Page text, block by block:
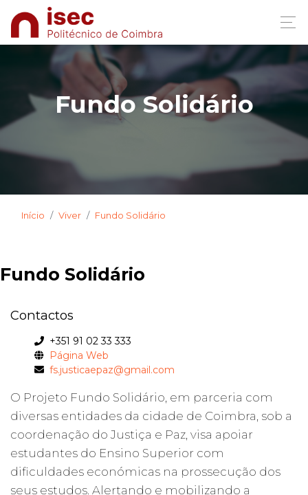
Fundo Solidário
Início Viver Fundo Solidário
Fundo Solidário
Contactos
+351 91 02 33 333
Página Web
fs.justicaepaz@gmail.com
O Projeto Fundo Solidário, em parceria com
diversas entidades da cidade de Coimbra, sob a
coordenação do Justiça e Paz, visa apoiar
estudantes do Ensino Superior com
dificuldades económicas na prossecução dos
seus estudos. Alertando e mobilizando a